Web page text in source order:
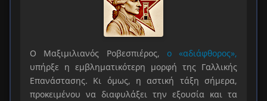
Ο Μαξιμιλιανός Ροβεσπιέρος, ο «αδιάφθορος»,
υπήρξε η εμβληματικότερη μορφή της Γαλλικής
Επανάστασης. Κι όμως, η αστική τάξη σήμερα,
προκειμένου να διαφυλάξει την εξουσία και τα